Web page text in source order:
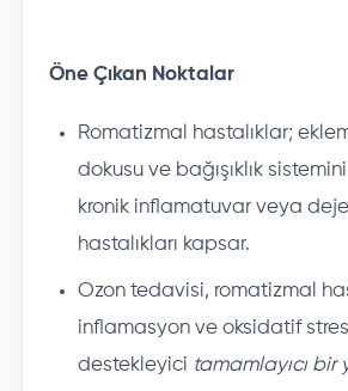
Öne Çıkan Noktalar
Romatizmal hastalıklar;
dokusu ve bağışıklık
kronik inflamatuvar veya
hastalıkları kapsar.
Ozon tedavisi, romatizmal
inflamasyon ve oksidatif
destekleyici tamamlayıcı bir